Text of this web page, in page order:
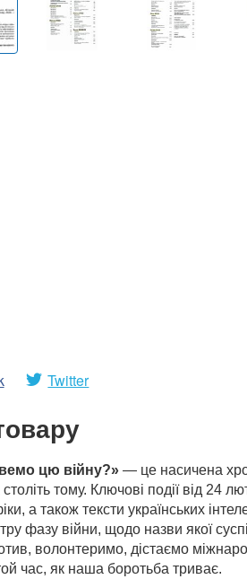
Twitter
цю війну?» — це насичена
тому. Ключові події від 24
а також тексти українських
фазу війни, щодо назви якої
волонтеримо, дістаємо
час, як наша боротьба триває.